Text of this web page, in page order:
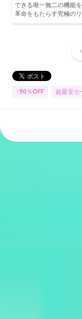
できる唯一無二の機能
革命をもたらす究極の
↑90％OFF 超最安セ